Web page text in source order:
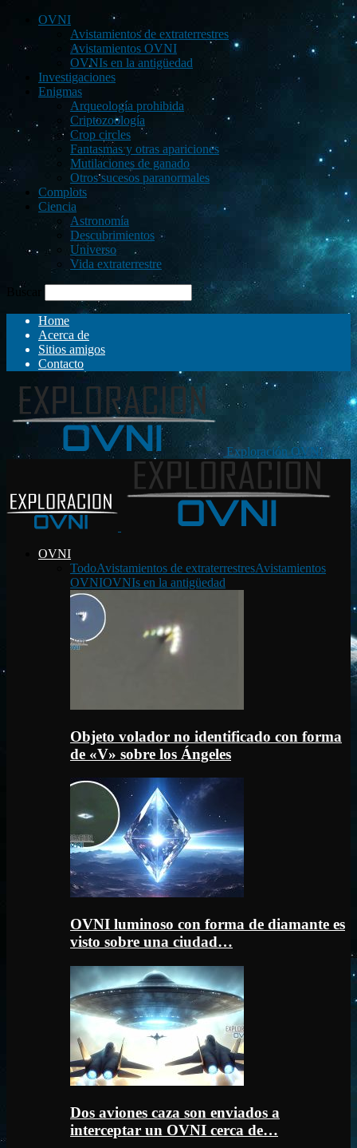
OVNI
Avistamientos de extraterrestres
Avistamientos OVNI
OVNIs en la antigüedad
Investigaciones
Enigmas
Arqueología prohibida
Criptozoología
Crop circles
Fantasmas y otras apariciones
Mutilaciones de ganado
Otros sucesos paranormales
Complots
Ciencia
Astronomía
Descubrimientos
Universo
Vida extraterrestre
Buscar
Home
Acerca de
Sitios amigos
Contacto
Exploración OVNI
OVNI
TodoAvistamientos de extraterrestresAvistamientos
OVNIOVNIs en la antigüedad
Objeto volador no identificado con forma
de «V» sobre los Ángeles
OVNI luminoso con forma de diamante es
visto sobre una ciudad…
Dos aviones caza son enviados a
interceptar un OVNI cerca de…